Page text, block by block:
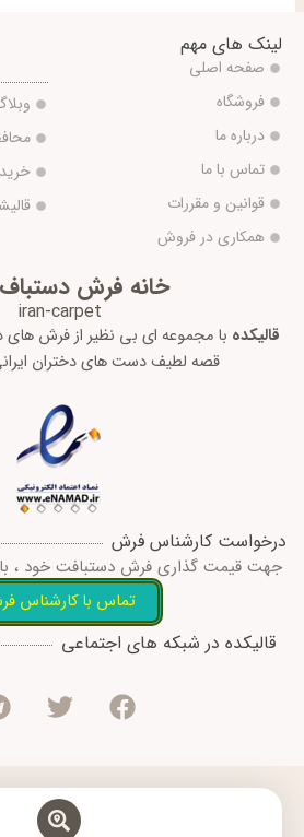
لینک های مهم
صفحه اصلی
فروشگاه
درباره ما
تماس با ما
قوانین و مقررات
همکاری در فروش
خانه فرش دستباف
iran-carpet
قالیکده با مجموعه ای بی نظیر از فرش های
قصه لطیف دست های دختران
درخواست کارشناس فرش
جهت قیمت گذاری فرش دستبافت خود ، با
تماس با کارشناس
قالیکده در شبکه های اجتماعی
F
c
e
o
T
i
t
e
r